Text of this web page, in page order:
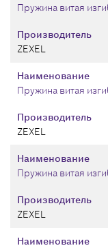
Производитель
ZEXEL
Пружина витая
Производитель
ZEXEL
Наименование
Пружина витая
Производитель
ZEXEL
Наименование
Пружина витая
Наименование